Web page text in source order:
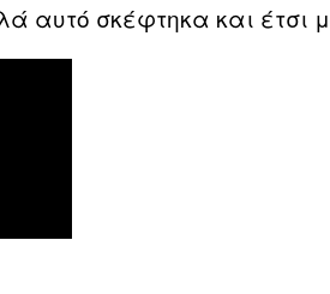
αυτό σκέφτηκα και έτσι